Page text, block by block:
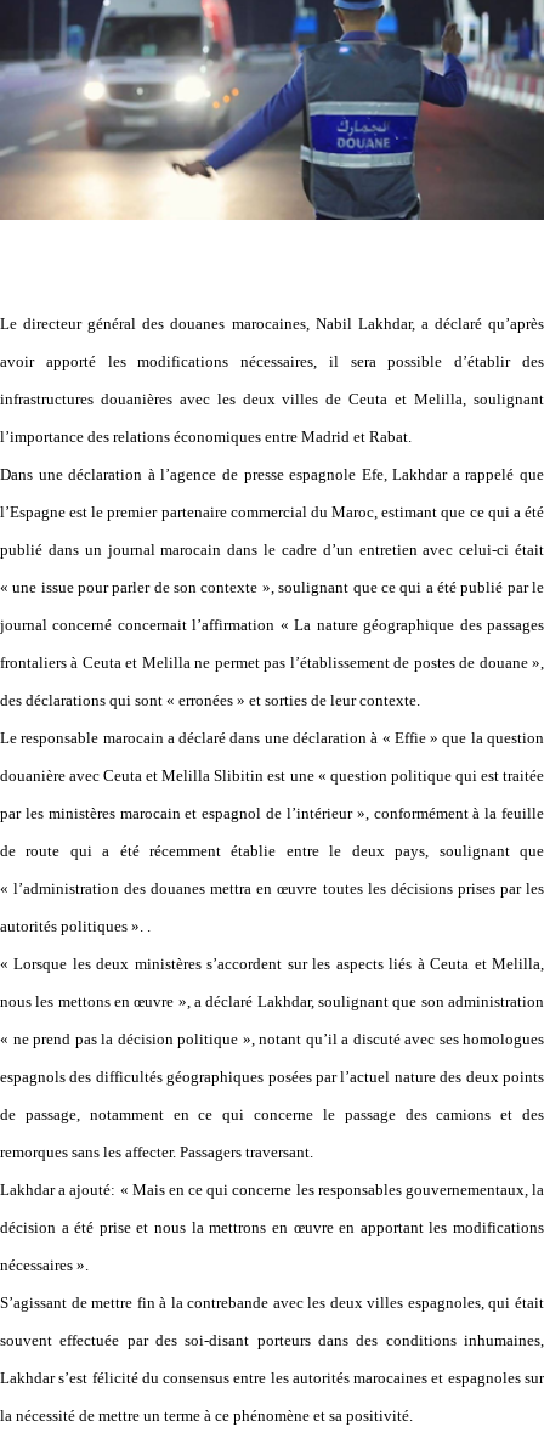
Le directeur général des douanes marocaines, Nabil Lakhdar, a déclaré qu’après
avoir apporté les modifications nécessaires, il sera possible d’établir des
infrastructures douanières avec les deux villes de Ceuta et Melilla, soulignant
l’importance des relations économiques entre Madrid et Rabat.
Dans une déclaration à l’agence de presse espagnole Efe, Lakhdar a rappelé que
l’Espagne est le premier partenaire commercial du Maroc, estimant que ce qui a été
publié dans un journal marocain dans le cadre d’un entretien avec celui-ci était
« une issue pour parler de son contexte », soulignant que ce qui a été publié par le
journal concerné concernait l’affirmation « La nature géographique des passages
frontaliers à Ceuta et Melilla ne permet pas l’établissement de postes de douane »,
des déclarations qui sont « erronées » et sorties de leur contexte.
Le responsable marocain a déclaré dans une déclaration à « Effie » que la question
douanière avec Ceuta et Melilla Slibitin est une « question politique qui est traitée
par les ministères marocain et espagnol de l’intérieur », conformément à la feuille
de route qui a été récemment établie entre le deux pays, soulignant que
« l’administration des douanes mettra en œuvre toutes les décisions prises par les
autorités politiques ». .
« Lorsque les deux ministères s’accordent sur les aspects liés à Ceuta et Melilla,
nous les mettons en œuvre », a déclaré Lakhdar, soulignant que son administration
« ne prend pas la décision politique », notant qu’il a discuté avec ses homologues
espagnols des difficultés géographiques posées par l’actuel nature des deux points
de passage, notamment en ce qui concerne le passage des camions et des
remorques sans les affecter. Passagers traversant.
Lakhdar a ajouté: « Mais en ce qui concerne les responsables gouvernementaux, la
décision a été prise et nous la mettrons en œuvre en apportant les modifications
nécessaires ».
S’agissant de mettre fin à la contrebande avec les deux villes espagnoles, qui était
souvent effectuée par des soi-disant porteurs dans des conditions inhumaines,
Lakhdar s’est félicité du consensus entre les autorités marocaines et espagnoles sur
la nécessité de mettre un terme à ce phénomène et sa positivité.